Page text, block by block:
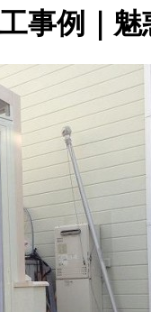
事例｜